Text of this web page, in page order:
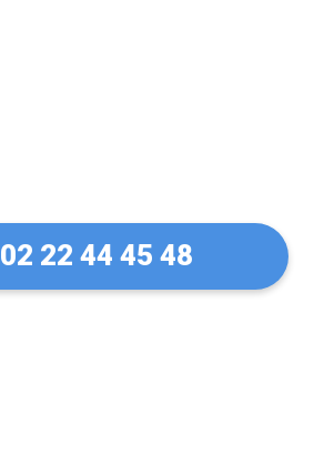
02 22 44 45 48